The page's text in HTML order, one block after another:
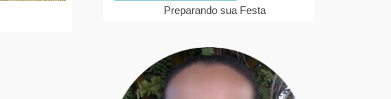
Preparando sua Festa